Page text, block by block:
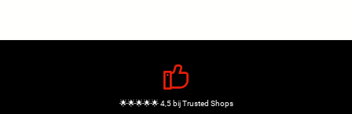
🌟🌟🌟🌟🌟 4,5 bij Trusted Shops